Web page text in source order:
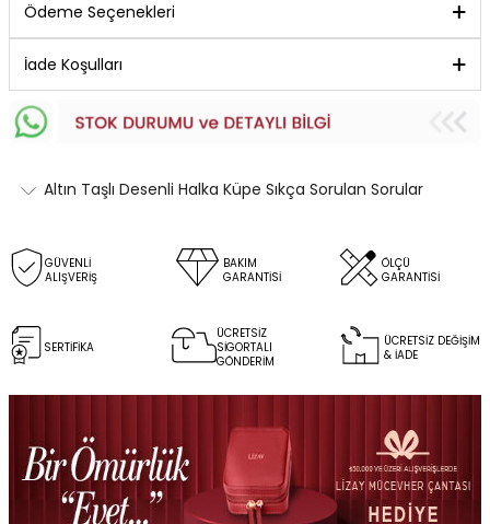
Ödeme Seçenekleri
İade Koşulları
Altın Taşlı Desenli Halka Küpe Sıkça Sorulan Sorular
GÜVENLİ
ALIŞVERİŞ
BAKIM
GARANTİSİ
ÖLÇÜ
GARANTİSİ
SERTİFİKA
ÜCRETSİZ
SİGORTALI
GÖNDERİM
ÜCRETSİZ DEĞİŞİM
& İADE